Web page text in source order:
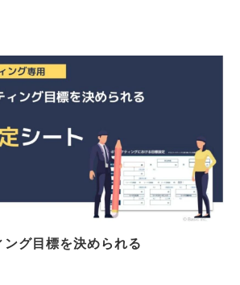
ング目標を決められる